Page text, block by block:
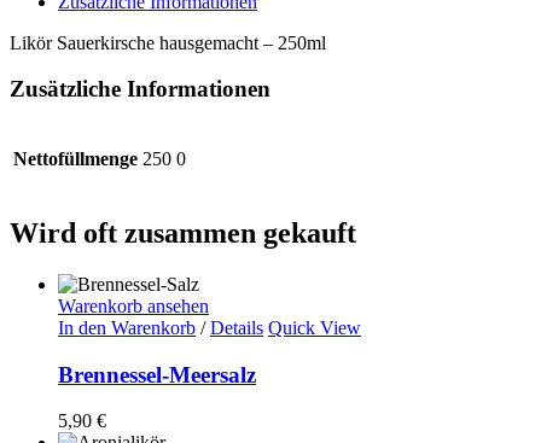
Likör Sauerkirsche hausgemacht – 250ml
Zusätzliche Informationen
Nettofüllmenge 250 0
Wird oft zusammen gekauft
Warenkorb ansehen
In den Warenkorb / Details Quick View
Brennessel-Meersalz
5,90 €